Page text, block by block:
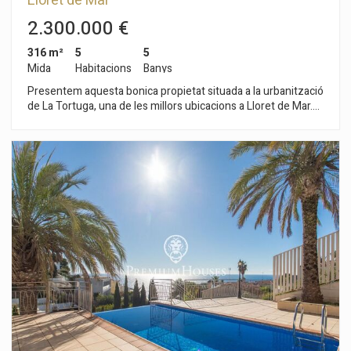
2.300.000 €
316 m²
Mida
5
Habitacions
5
Banys
Presentem aquesta bonica propietat situada a la urbanització
de La Tortuga, una de les millors ubicacions a Lloret de Mar.
que ocupa 316 m² sent distribuïts en dues confortables
plantes. En la primera planta es troba la zona de nit amb tres
habitacions dobles, una altra habitació destinada a despatx,
dos banys complets i un ampli saló que dona accés directe al
jardí i a la piscina. La planta superior disposa d'un ampli saló
menjador amb xemeneia i sortida a un balcó amb vista, cuina
americana totalment equipada amb rebost, un lavabo i una
habitació doble en suite amb bany complet i vestidor. En la
zona exterior del jardí es pot gaudir d'una cuina d'estiu
totalment equipada al costat de la barbacoa amb un lavabo, un
garatge per a un cotxe amb espai per a dos més en l'exterior i
tres trasters. A 100 metres de la casa existeix un accés a una
bonica cala de roques i a 10 minuts a peu es pot arribar fins a
la platja anomenada "Cala Trons". La distància fins a la ciutat